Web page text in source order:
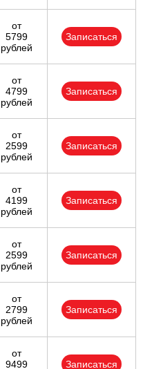
от
5799
рублей
Записаться
от
4799
рублей
Записаться
от
2599
рублей
Записаться
от
4199
рублей
Записаться
от
2599
рублей
Записаться
от
2799
рублей
Записаться
от
9499
Записаться